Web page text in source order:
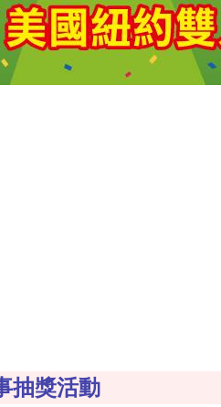
抽獎活動